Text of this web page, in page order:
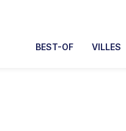
BEST-OF VILLES